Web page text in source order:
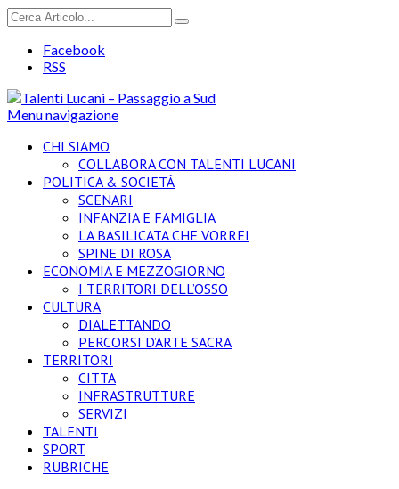
Facebook
RSS
Menu navigazione
CHI SIAMO
COLLABORA CON TALENTI LUCANI
POLITICA & SOCIETÁ
SCENARI
INFANZIA E FAMIGLIA
LA BASILICATA CHE VORREI
SPINE DI ROSA
ECONOMIA E MEZZOGIORNO
I TERRITORI DELL’OSSO
CULTURA
DIALETTANDO
PERCORSI D’ARTE SACRA
TERRITORI
CITTA
INFRASTRUTTURE
SERVIZI
TALENTI
SPORT
RUBRICHE